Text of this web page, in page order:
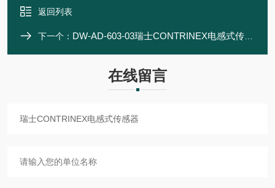
返回列表
下一个： DW-AD-603-03瑞士CONTRINEX电感式传感器
在线留言